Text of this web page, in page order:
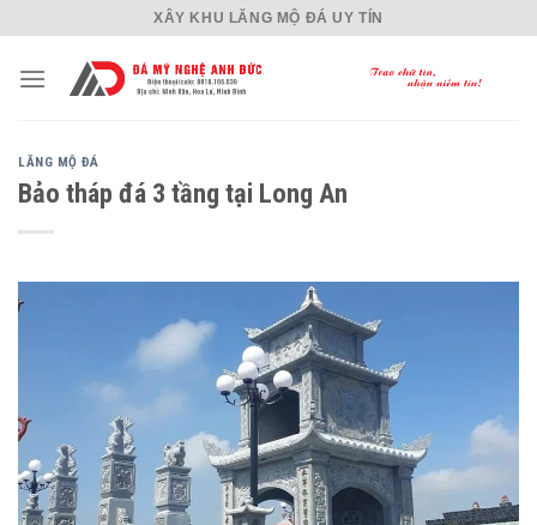
content
XÂY KHU LĂNG MỘ ĐÁ UY TÍN
LĂNG MỘ ĐÁ
Bảo tháp đá 3 tầng tại Long An